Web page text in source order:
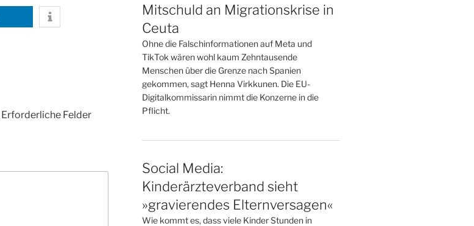
Erforderliche Felder
Mitschuld an Migrationskrise in
Ceuta
Ohne die Falschinformationen auf Meta und
TikTok wären wohl kaum Zehntausende
Menschen über die Grenze nach Spanien
gekommen, sagt Henna Virkkunen. Die EU-
Digitalkommissarin nimmt die Konzerne in die
Pflicht.
Social Media:
Kinderärzteverband sieht
»gravierendes Elternversagen«
Wie kommt es, dass viele Kinder Stunden in